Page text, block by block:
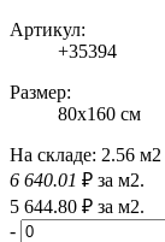
Артикул:
+35394
Размер:
80x160 см
На складе: 2.56 м2
6 640.01 ₽ за м2.
5 644.80 ₽ за м2.
-